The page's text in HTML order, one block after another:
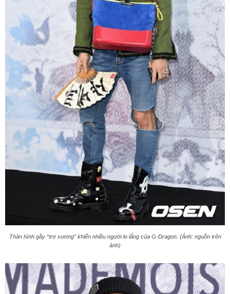
Thân hình gầy “trơ xương” khiến nhiều người lo lắng của G-Dragon. (Ảnh: nguồn trên
ảnh)